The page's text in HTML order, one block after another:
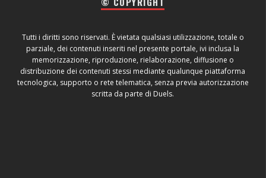
Tutti i diritti sono riservati. È vietata qualsiasi utilizzazione, totale o
parziale, dei contenuti inseriti nel presente portale, ivi inclusa la
memorizzazione, riproduzione, rielaborazione, diffusione o
distribuzione dei contenuti stessi mediante qualunque piattaforma
tecnologica, supporto o rete telematica, senza previa autorizzazione
scritta da parte di Duels.